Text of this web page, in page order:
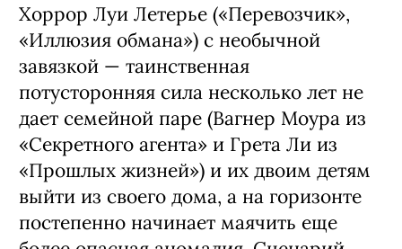
Хоррор Луи Летерье («Перевозчик»,
«Иллюзия обмана») с необычной
завязкой — таинственная
потусторонняя сила несколько лет не
дает семейной паре (Вагнер Моура из
«Секретного агента» и Грета Ли из
«Прошлых жизней») и их двоим детям
выйти из своего дома, а на горизонте
постепенно начинает маячить еще